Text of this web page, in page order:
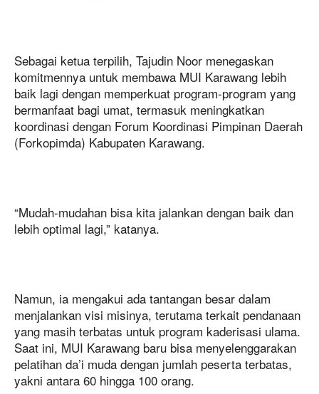
Sebagai ketua terpilih, Tajudin Noor menegaskan
komitmennya untuk membawa MUI Karawang lebih
baik lagi dengan memperkuat program-program yang
bermanfaat bagi umat, termasuk meningkatkan
koordinasi dengan Forum Koordinasi Pimpinan Daerah
(Forkopimda) Kabupaten Karawang.
“Mudah-mudahan bisa kita jalankan dengan baik dan
lebih optimal lagi,” katanya.
Namun, ia mengakui ada tantangan besar dalam
menjalankan visi misinya, terutama terkait pendanaan
yang masih terbatas untuk program kaderisasi ulama.
Saat ini, MUI Karawang baru bisa menyelenggarakan
pelatihan da’i muda dengan jumlah peserta terbatas,
yakni antara 60 hingga 100 orang.